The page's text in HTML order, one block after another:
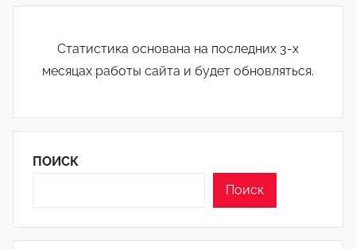
Статистика основана на последних 3-х
месяцах работы сайта и будет обновляться.
ПОИСК
Поиск